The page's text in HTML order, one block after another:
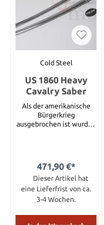
Cold Steel
US 1860 Heavy
Cavalry Saber
Als der amerikanische
Bürgerkrieg
ausgebrochen ist wurden
auch wert war zu
besitzen, denn die 92 cm
lange Klinge war vielen
Säbeln gegenüber im
überlegen. Außerdem
471,90 €*
Dieser Artikel hat
eine Lieferfrist von ca.
3-4 Wochen.